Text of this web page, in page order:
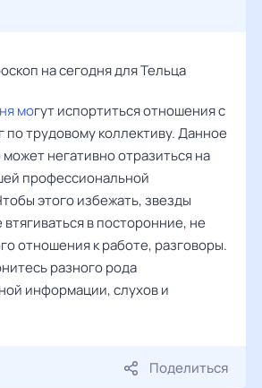
на сегодня для Тельца
могут испортиться отношения с
по трудовому коллективу. Данное
негативно отразиться на
профессиональной
этого избежать, звезды
в посторонние, не
отношения к работе, разговоры.
разного рода
информации, слухов и
Поделиться